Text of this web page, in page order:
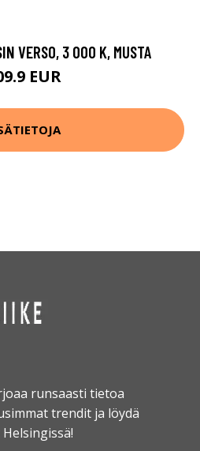
VERSO, 3 000 K, MUSTA
EUR
runsaasti tietoa
trendit ja löydä